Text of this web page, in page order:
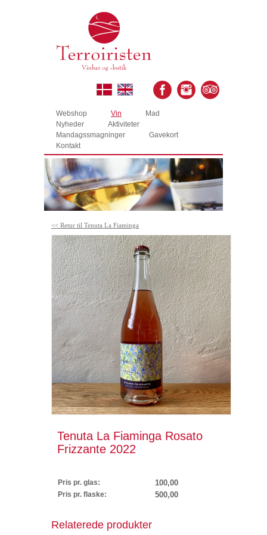
Webshop Vin
Mad
Nyheder
Aktiviteter
Mandagssmagninger
Gavekort
Kontakt
<< Retur til Tenuta La Fiaminga
Tenuta La Fiaminga Rosato
Frizzante 2022
Pris pr. glas: 100,00
Pris pr. flaske: 500,00
Relaterede produkter